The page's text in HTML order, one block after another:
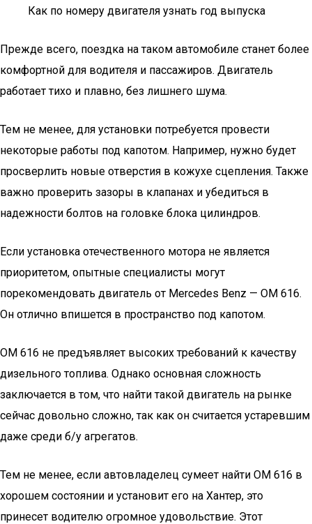
Как по номеру двигателя узнать год выпуска
Прежде всего, поездка на таком автомобиле станет более
комфортной для водителя и пассажиров. Двигатель
работает тихо и плавно, без лишнего шума.
Тем не менее, для установки потребуется провести
некоторые работы под капотом. Например, нужно будет
просверлить новые отверстия в кожухе сцепления. Также
важно проверить зазоры в клапанах и убедиться в
надежности болтов на головке блока цилиндров.
Если установка отечественного мотора не является
приоритетом, опытные специалисты могут
порекомендовать двигатель от Mercedes Benz — ОМ 616.
Он отлично впишется в пространство под капотом.
ОМ 616 не предъявляет высоких требований к качеству
дизельного топлива. Однако основная сложность
заключается в том, что найти такой двигатель на рынке
сейчас довольно сложно, так как он считается устаревшим
даже среди б/у агрегатов.
Тем не менее, если автовладелец сумеет найти ОМ 616 в
хорошем состоянии и установит его на Хантер, это
принесет водителю огромное удовольствие. Этот